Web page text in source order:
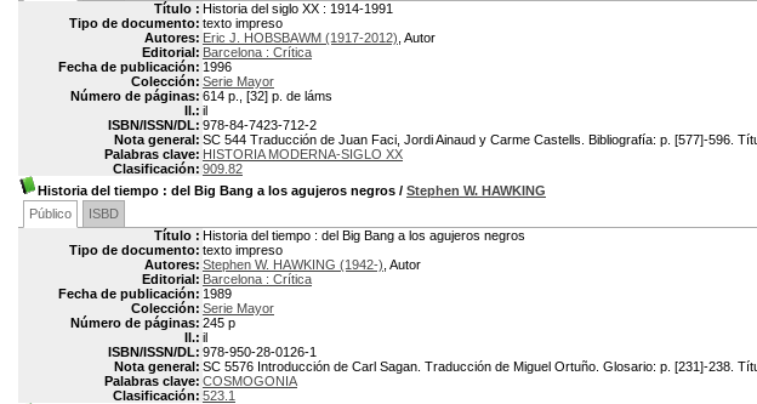
Título : Historia del siglo XX : 1914-1991
Tipo de documento: texto impreso
Autores: Eric J. HOBSBAWM (1917-2012) , Autor
Editorial: Barcelona : Crítica
Fecha de publicación: 1996
Colección: Serie Mayor
Número de páginas: 614 p., [32] p. de láms
Il.: il
ISBN/ISSN/DL: 978-84-7423-712-2
Nota general: SC 544 Traducción de Juan Faci, Jordi Ainaud y Carme Castells. Bibliografía: p. [577]-596.
Palabras clave: HISTORIA MODERNA-SIGLO XX
Clasificación: 909.82
Historia del tiempo : del Big Bang a los agujeros negros / Stephen W. HAWKING
Público
ISBD
Título : Historia del tiempo : del Big Bang a los agujeros negros
Tipo de documento: texto impreso
Autores: Stephen W. HAWKING (1942-) , Autor
Editorial: Barcelona : Crítica
Fecha de publicación: 1989
Colección: Serie Mayor
Número de páginas: 245 p
Il.: il
ISBN/ISSN/DL: 978-950-28-0126-1
Nota general: SC 5576 Introducción de Carl Sagan. Traducción de Miguel Ortuño. Glosario: p. [231]-238.
Palabras clave: COSMOGONIA
Clasificación: 523.1